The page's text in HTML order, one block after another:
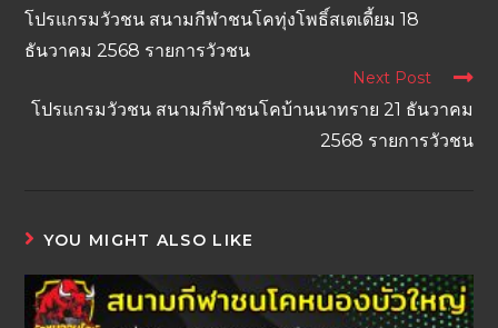
โปรแกรมวัวชน สนามกีฬาชนโคทุ่งโพธิ์สเตเดี้ยม 18
ธันวาคม 2568 รายการวัวชน
Next Post
โปรแกรมวัวชน สนามกีฬาชนโคบ้านนาทราย 21 ธันวาคม
2568 รายการวัวชน
YOU MIGHT ALSO LIKE